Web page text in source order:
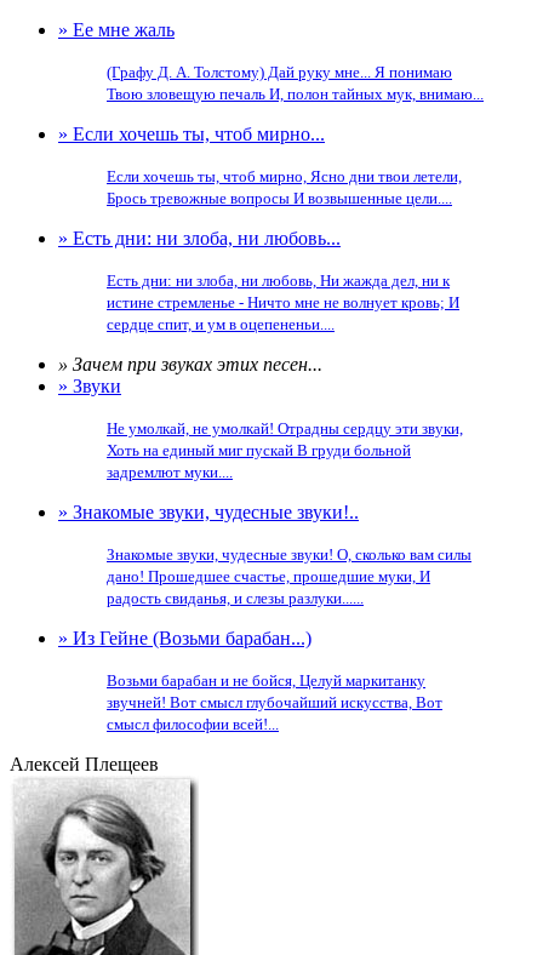
» Ее мне жаль
(Графу Д. А. Толстому) Дай руку мне... Я понимаю
Твою зловещую печаль И, полон тайных мук, внимаю...
» Если хочешь ты, чтоб мирно...
Если хочешь ты, чтоб мирно, Ясно дни твои летели,
Брось тревожные вопросы И возвышенные цели....
» Есть дни: ни злоба, ни любовь...
Есть дни: ни злоба, ни любовь, Ни жажда дел, ни к
истине стремленье - Ничто мне не волнует кровь; И
сердце спит, и ум в оцепененьи....
» Зачем при звуках этих песен...
» Звуки
Не умолкай, не умолкай! Отрадны сердцу эти звуки,
Хоть на единый миг пускай В груди больной
задремлют муки....
» Знакомые звуки, чудесные звуки!..
Знакомые звуки, чудесные звуки! О, сколько вам силы
дано! Прошедшее счастье, прошедшие муки, И
радость свиданья, и слезы разлуки......
» Из Гейне (Возьми барабан...)
Возьми барабан и не бойся, Целуй маркитанку
звучней! Вот смысл глубочайший искусства, Вот
смысл философии всей!...
Алексей Плещеев